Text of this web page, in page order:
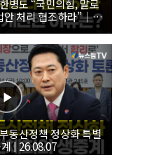
병도 “국민의힘, 말로
처리 협조하라”｜
원내대책회의
동산정책 정상화 특별
| 26.08.07